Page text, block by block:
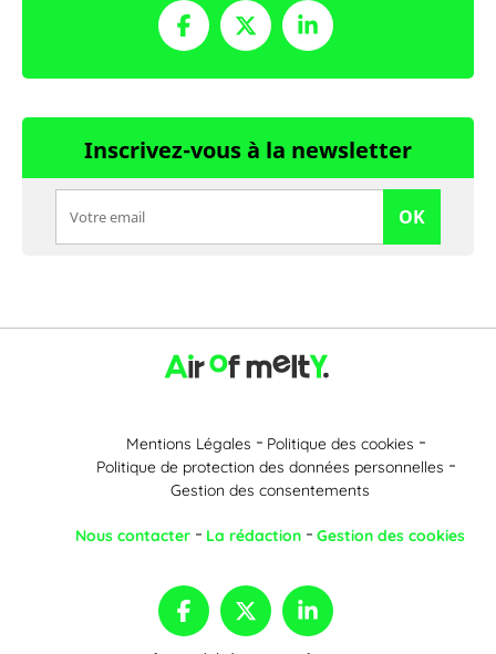
Inscrivez-vous à la newsletter
OK
Mentions Légales
Politique des cookies
Politique de protection des données personnelles
Gestion des consentements
Nous contacter La rédaction Gestion des cookies